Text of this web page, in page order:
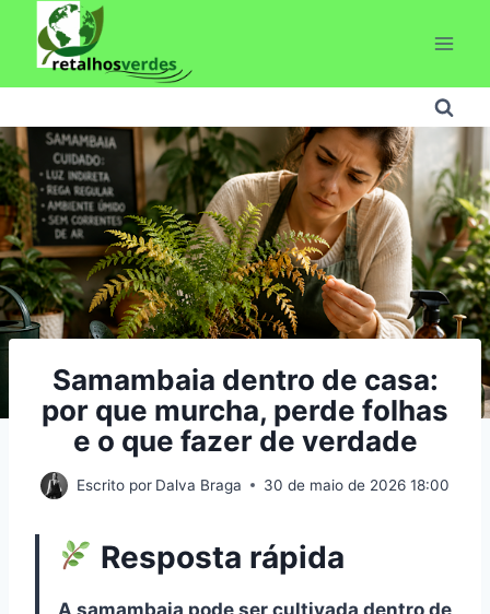
para
Samambaia dentro de casa:
por que murcha, perde folhas
e o que fazer de verdade
Escrito por Dalva Braga 30 de maio de 2026 18:00
Resposta rápida
A samambaia pode ser cultivada dentro de